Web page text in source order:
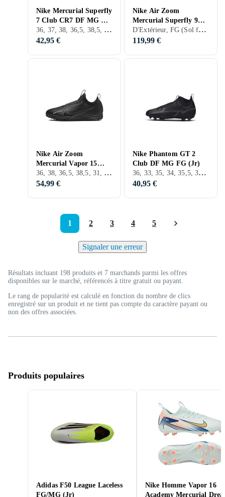
Nike Mercurial Superfly
7 Club CR7 DF MG FG
(Jr)
36, 37, 38, 36,5, 38,5, 32, 33, 35, 33,5, 34, 35,5, 37,5, 32,5, D'Extérieur, FG (Sol ferme)
42,95 €
Nike Air Zoom
Mercurial Superfly 9
Pro FG Ready (Jr)
D'Extérieur, FG (Sol ferme)
119,99 €
Nike Air Zoom
Mercurial Vapor 15
Academy TF (Jr)
36, 38, 36,5, 38,5, 31, 32, 33, 35, 33,5, 34, 35,5, 37,5, 31,5, 29,5, D'Extérieur, TF (Gazon artificiel)
54,99 €
Nike Phantom GT 2
Club DF MG FG (Jr)
36, 33, 35, 34, 35,5, 37,5, D'Extérieur, FG (Sol ferme)
40,95 €
1 2 3 4 5
Signaler une erreur
Résultats incluant 198 produits et 7 marchands parmi les offres
disponibles sur le marché, référencés à titre gratuit ou payant.
Le rang de popularité est calculé en fonction du nombre de clics
enregistré sur un produit et ne tient pas compte du caractère payant ou
non des offres associées.
Produits populaires
Adidas F50 League Laceless
FG/MG (Jr)
Nike Homme Vapor 16
Academy Mercurial